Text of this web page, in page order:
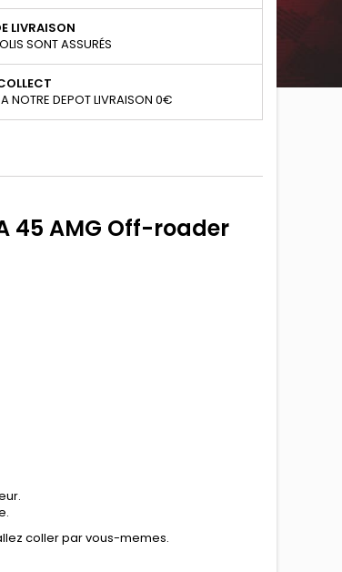
LIVRAISON
SONT ASSURÉS
A NOTRE DEPOT LIVRAISON 0€
45 AMG Off-roader
coller par vous-memes.